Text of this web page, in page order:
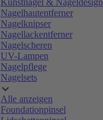
Kunstnägel & Nageldesign
Nagelhautentferner
Nagelknipser
Nagellackentferner
Nagelscheren
UV-Lampen
Nagelpflege
Nagelsets
Alle anzeigen
Foundationpinsel